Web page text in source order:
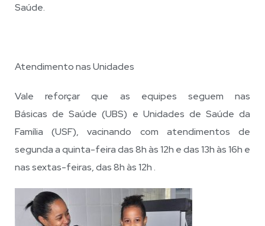
Saúde.
Atendimento nas Unidades
Vale reforçar que as equipes seguem nas
Básicas de Saúde (UBS) e Unidades de Saúde da
Família (USF), vacinando com atendimentos de
segunda a quinta-feira das 8h às 12h e das 13h às 16h e
nas sextas-feiras, das 8h às 12h .